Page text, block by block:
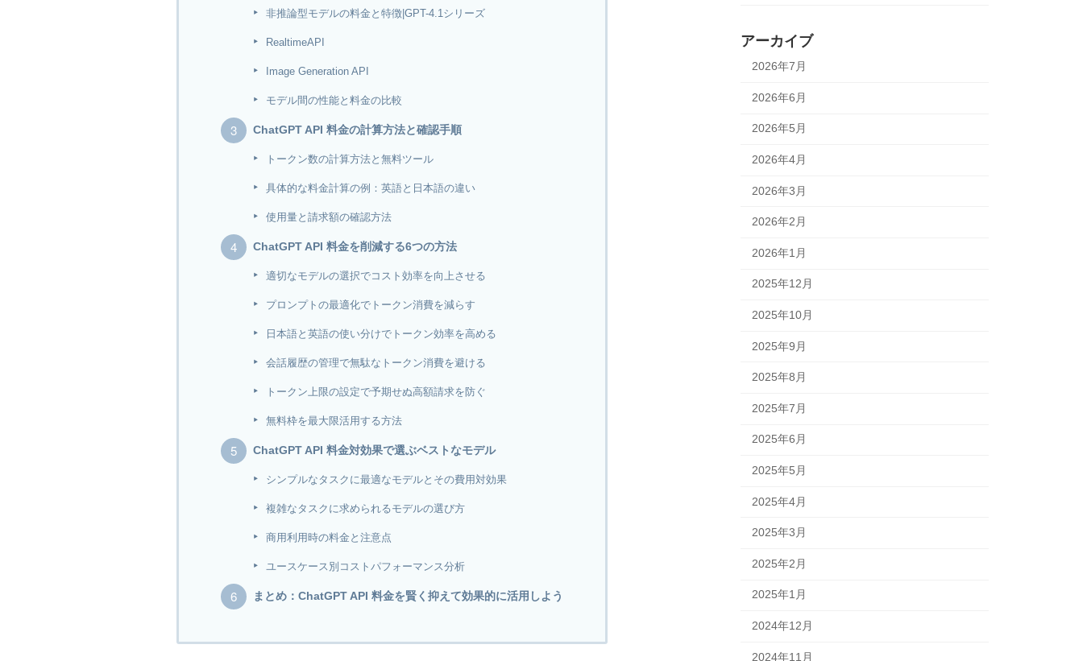
非推論型モデルの料金と特徴|GPT-4.1シリーズ
RealtimeAPI
Image Generation API
モデル間の性能と料金の比較
ChatGPT API 料金の計算方法と確認手順
トークン数の計算方法と無料ツール
具体的な料金計算の例：英語と日本語の違い
使用量と請求額の確認方法
ChatGPT API 料金を削減する6つの方法
適切なモデルの選択でコスト効率を向上させる
プロンプトの最適化でトークン消費を減らす
日本語と英語の使い分けでトークン効率を高める
会話履歴の管理で無駄なトークン消費を避ける
トークン上限の設定で予期せぬ高額請求を防ぐ
無料枠を最大限活用する方法
ChatGPT API 料金対効果で選ぶベストなモデル
シンプルなタスクに最適なモデルとその費用対効果
複雑なタスクに求められるモデルの選び方
商用利用時の料金と注意点
ユースケース別コストパフォーマンス分析
まとめ：ChatGPT API 料金を賢く抑えて効果的に活用しよう
アーカイブ
2026年7月
2026年6月
2026年5月
2026年4月
2026年3月
2026年2月
2026年1月
2025年12月
2025年10月
2025年9月
2025年8月
2025年7月
2025年6月
2025年5月
2025年4月
2025年3月
2025年2月
2025年1月
2024年12月
2024年11月